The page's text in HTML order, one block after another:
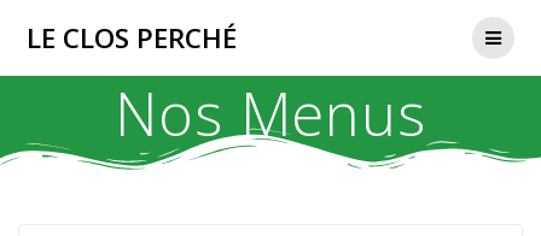
LE CLOS PERCHÉ
Nos Menus